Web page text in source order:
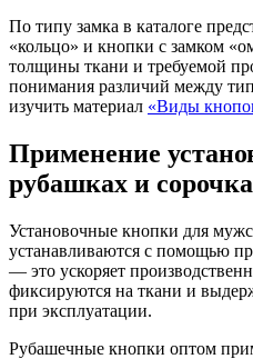
По типу замка в каталоге
«кольцо» и кнопки с замком
толщины ткани и требуемой
понимания различий между
изучить материал «Виды
Применение
рубашках и
Установочные кнопки для
устанавливаются с помощью
— это ускоряет
фиксируются на ткани и
при эксплуатации.
Рубашечные кнопки оптом